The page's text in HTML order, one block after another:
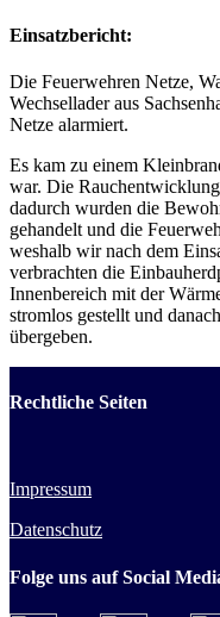
Einsatzbericht:
Die Feuerwehren Netze,
Wechsellader aus
Netze alarmiert.
Es kam zu einem
war. Die
dadurch wurden die
gehandelt und die
weshalb wir nach dem
verbrachten die
Innenbereich mit der
stromlos gestellt und
übergeben.
Rechtliche Seiten
Impressum
Datenschutz
Folge uns auf Social